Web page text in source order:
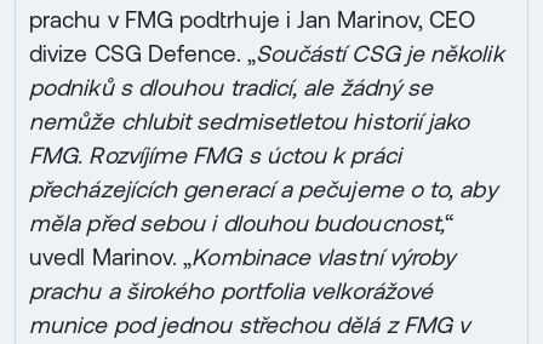
prachu v FMG podtrhuje i Jan Marinov, CEO
divize CSG Defence. „Součástí CSG je několik
podniků s dlouhou tradicí, ale žádný se
nemůže chlubit sedmisetletou historií jako
FMG. Rozvíjíme FMG s úctou k práci
přecházejících generací a pečujeme o to, aby
měla před sebou i dlouhou budoucnost,“
uvedl Marinov. „Kombinace vlastní výroby
prachu a širokého portfolia velkorážové
munice pod jednou střechou dělá z FMG v